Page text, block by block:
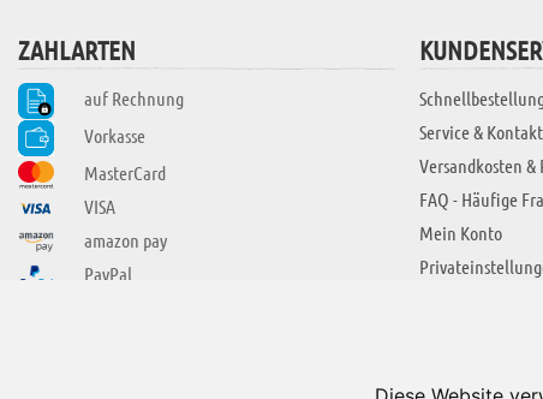
ZAHLARTEN
auf Rechnung
Vorkasse
MasterCard
VISA
amazon pay
PayPal
Service & Kontakt
Versandkosten &
FAQ - Häufige
Mein Konto